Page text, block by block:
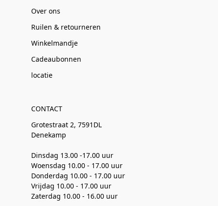
Over ons
Ruilen & retourneren
Winkelmandje
Cadeaubonnen
locatie
CONTACT
Grotestraat 2, 7591DL
Denekamp
Dinsdag 13.00 -17.00 uur
Woensdag 10.00 - 17.00 uur
Donderdag 10.00 - 17.00 uur
Vrijdag 10.00 - 17.00 uur
Zaterdag 10.00 - 16.00 uur